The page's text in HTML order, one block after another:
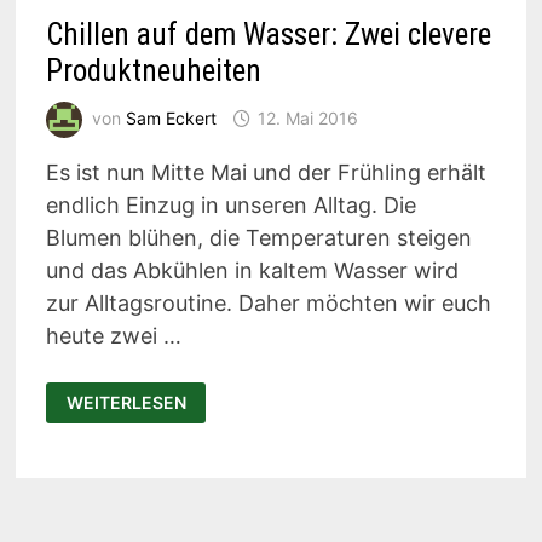
Chillen auf dem Wasser: Zwei clevere
Produktneuheiten
von Sam Eckert 12. Mai 2016
Es ist nun Mitte Mai und der Frühling erhält
endlich Einzug in unseren Alltag. Die
Blumen blühen, die Temperaturen steigen
und das Abkühlen in kaltem Wasser wird
zur Alltagsroutine. Daher möchten wir euch
heute zwei …
CHILLEN
AUF
DEM
WEITERLESEN